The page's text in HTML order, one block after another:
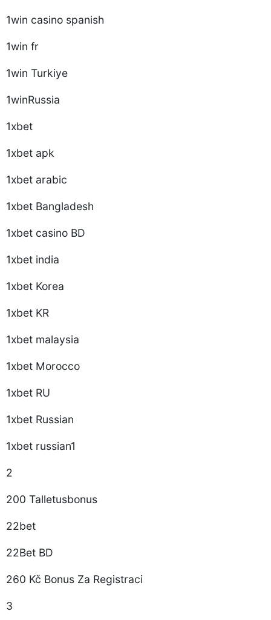
1win casino spanish
1win fr
1win Turkiye
1winRussia
1xbet
1xbet apk
1xbet arabic
1xbet Bangladesh
1xbet casino BD
1xbet india
1xbet Korea
1xbet KR
1xbet malaysia
1xbet Morocco
1xbet RU
1xbet Russian
1xbet russian1
2
200 Talletusbonus
22bet
22Bet BD
260 Kč Bonus Za Registraci
3